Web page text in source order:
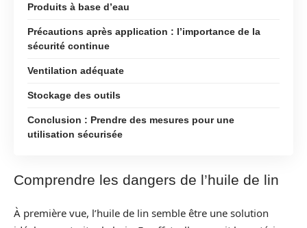
Produits à base d’eau
Précautions après application : l’importance de la
sécurité continue
Ventilation adéquate
Stockage des outils
Conclusion : Prendre des mesures pour une
utilisation sécurisée
Comprendre les dangers de l’huile de lin
À première vue, l’huile de lin semble être une solution